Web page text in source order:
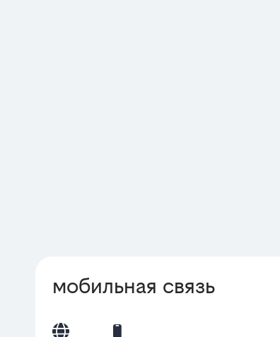
мобильная связь